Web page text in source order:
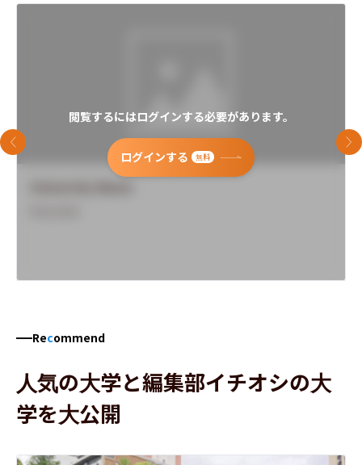
閲覧するにはログインする必要があります。
ログインする 無料
前のスライド 次
Recommend
人気の大学と編集部イチオシの大
学を大公開